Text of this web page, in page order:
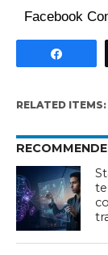
Facebook
RELATED ITEMS: